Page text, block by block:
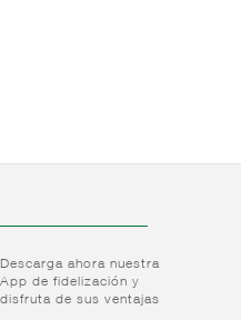
Descarga ahora nuestra
App de fidelización y
disfruta de sus ventajas